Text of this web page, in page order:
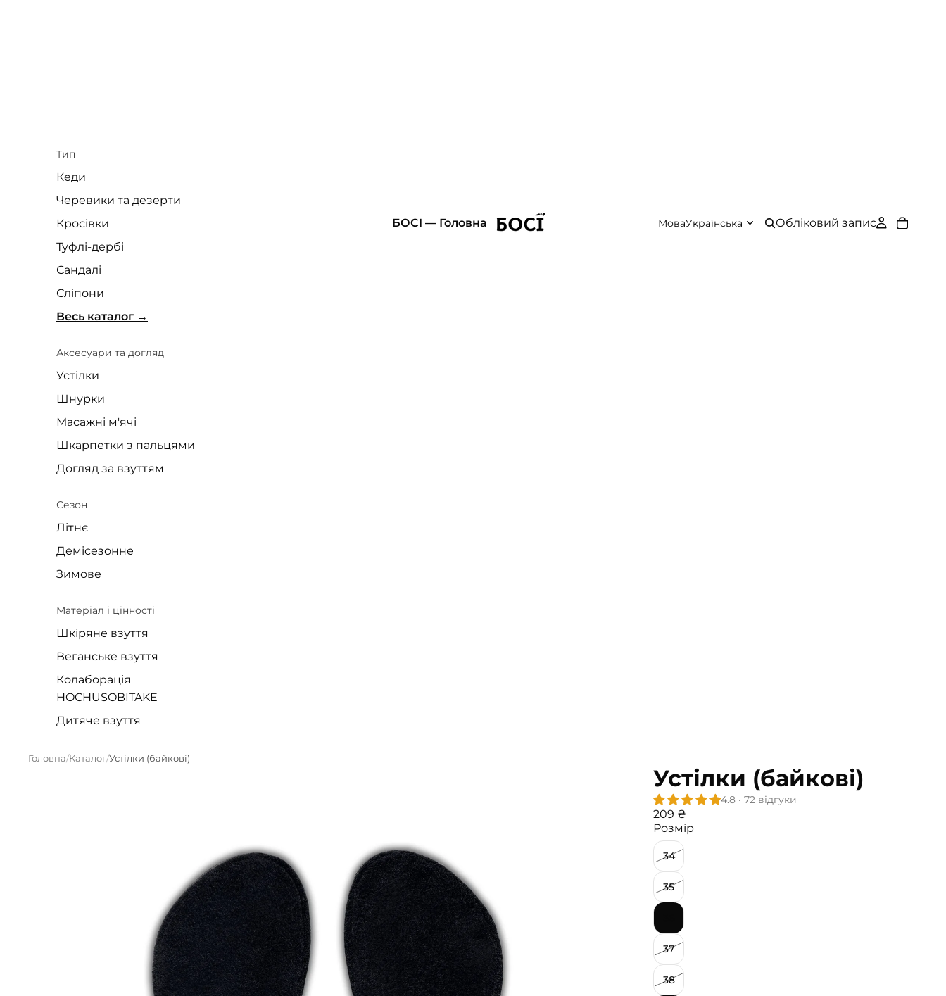
Тип
Кеди
Черевики та дезерти
Кросівки
Туфлі-дербі
Сандалі
Сліпони
Весь каталог
Аксесуари та догляд
Устілки
Шнурки
Масажні м'ячі
Шкарпетки з пальцями
Догляд за взуттям
Сезон
Літнє
Демісезонне
Зимове
Матеріал і цінності
Шкіряне взуття
Веганське взуття
Колаборація
HOCHUSOBITAKE
Дитяче взуття
БОСІ — Головна Мова Обліковий запис
Головна Каталог Устілки (байкові)
Устілки (байкові)
4.8 · 72 відгуки
209 ₴
Розмір
34
35
37
38